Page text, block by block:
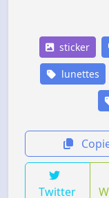
sticker
lunettes
Twitter